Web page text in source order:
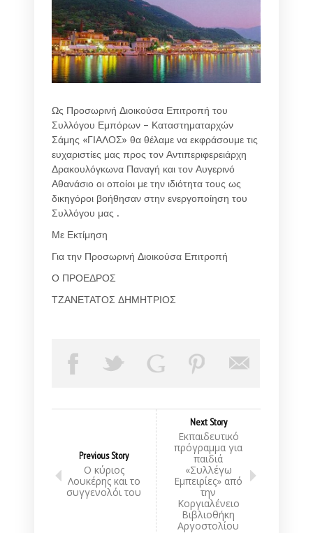
Ως Προσωρινή Διοικούσα Επιτροπή του
Συλλόγου Εμπόρων – Καταστηματαρχών
Σάμης «ΓΙΑΛΟΣ» θα θέλαμε να εκφράσουμε τις
ευχαριστίες μας προς τον Αντιπεριφερειάρχη
Δρακουλόγκωνα Παναγή και τον Αυγερινό
Αθανάσιο οι οποίοι με την ιδιότητα τους ως
δικηγόροι βοήθησαν στην ενεργοποίηση του
Συλλόγου μας .
Με Εκτίμηση
Για την Προσωρινή Διοικούσα Επιτροπή
Ο ΠΡΟΕΔΡΟΣ
ΤΖΑΝΕΤΑΤΟΣ ΔΗΜΗΤΡΙΟΣ
Previous Story
Ο κύριος
Λουκέρης και το
συγγενολόι του
Next Story
Εκπαιδευτικό
πρόγραμμα για
παιδιά
«Συλλέγω
Εμπειρίες» από
την
Κοργιαλένειο
Βιβλιοθήκη
Αργοστολίου